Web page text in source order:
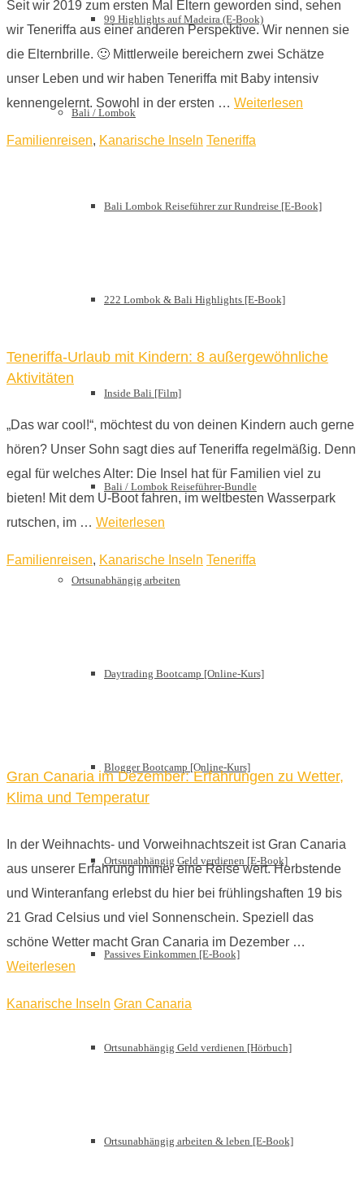
99 Highlights auf Madeira (E-Book)
Bali / Lombok
Bali Lombok Reiseführer zur Rundreise [E-Book]
222 Lombok & Bali Highlights [E-Book]
Inside Bali [Film]
Bali / Lombok Reiseführer-Bundle
Ortsunabhängig arbeiten
Daytrading Bootcamp [Online-Kurs]
Blogger Bootcamp [Online-Kurs]
Ortsunabhängig Geld verdienen [E-Book]
Passives Einkommen [E-Book]
Ortsunabhängig Geld verdienen [Hörbuch]
Ortsunabhängig arbeiten & leben [E-Book]
Seit wir 2019 zum ersten Mal Eltern geworden sind, sehen
wir Teneriffa aus einer anderen Perspektive. Wir nennen sie
die Elternbrille. 🙂 Mittlerweile bereichern zwei Schätze
unser Leben und wir haben Teneriffa mit Baby intensiv
kennengelernt. Sowohl in der ersten … Weiterlesen
Familienreisen, Kanarische Inseln Teneriffa
Teneriffa-Urlaub mit Kindern: 8 außergewöhnliche
Aktivitäten
„Das war cool!“, möchtest du von deinen Kindern auch gerne
hören? Unser Sohn sagt dies auf Teneriffa regelmäßig. Denn
egal für welches Alter: Die Insel hat für Familien viel zu
bieten! Mit dem U-Boot fahren, im weltbesten Wasserpark
rutschen, im … Weiterlesen
Familienreisen, Kanarische Inseln Teneriffa
Gran Canaria im Dezember: Erfahrungen zu Wetter,
Klima und Temperatur
In der Weihnachts- und Vorweihnachtszeit ist Gran Canaria
aus unserer Erfahrung immer eine Reise wert. Herbstende
und Winteranfang erlebst du hier bei frühlingshaften 19 bis
21 Grad Celsius und viel Sonnenschein. Speziell das
schöne Wetter macht Gran Canaria im Dezember …
Weiterlesen
Kanarische Inseln Gran Canaria